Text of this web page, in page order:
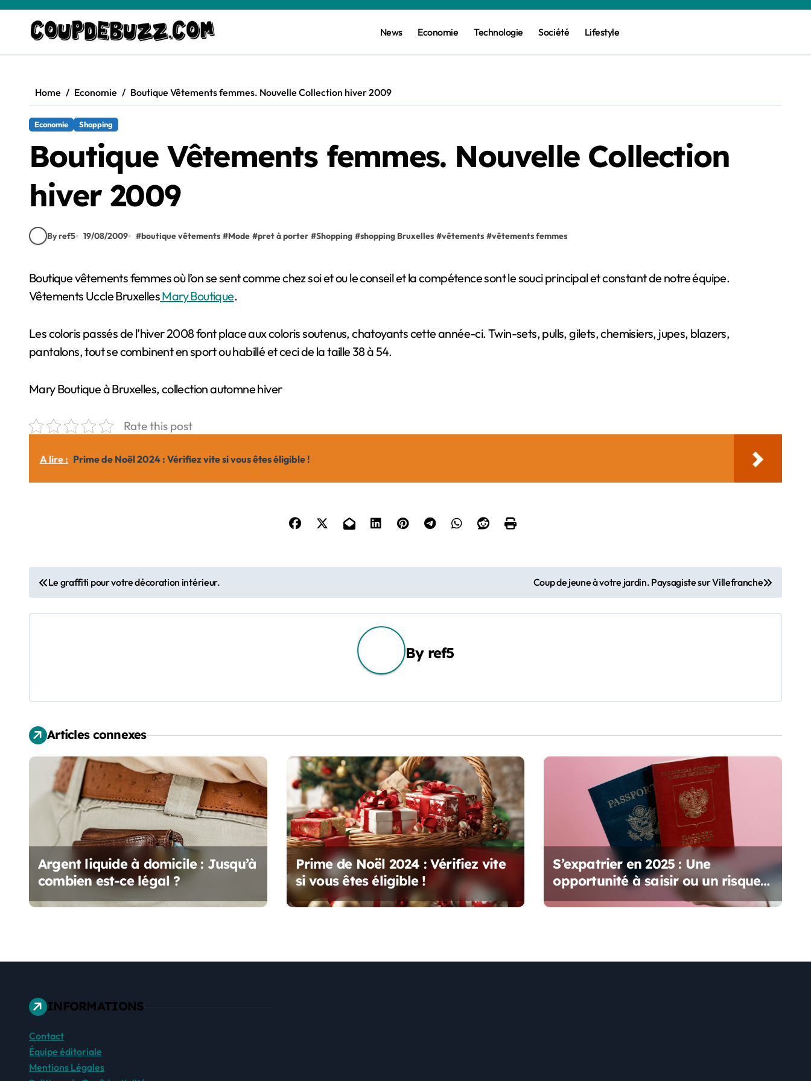
content
News Economie Technologie Société Lifestyle
Home Economie Boutique Vêtements femmes. Nouvelle Collection hiver 2009
Economie Shopping
Boutique Vêtements femmes. Nouvelle Collection
hiver 2009
By ref5 19/08/2009 #boutique vêtements #Mode #pret à porter #Shopping #shopping Bruxelles #vêtements #vêtements femmes
Boutique vêtements femmes où l’on se sent comme chez soi et ou le conseil et la compétence sont le souci principal et constant de notre équipe.
Vêtements Uccle BruxellesMary Boutique.
Les coloris passés de l’hiver 2008 font place aux coloris soutenus, chatoyants cette année-ci. Twin-sets, pulls, gilets, chemisiers, jupes, blazers,
pantalons, tout se combinent en sport ou habillé et ceci de la taille 38 à 54.
Mary Boutique à Bruxelles, collection automne hiver
Rate this post
A lire : Prime de Noël 2024 : Vérifiez vite si vous êtes éligible !
N
a
a
t
i
n
e
’
i
c
l
e
Le graffiti pour votre décoration intérieur. Coup de jeune à votre jardin. Paysagiste sur Villefranche
By ref5
Articles connexes
Argent liquide à domicile : Jusqu’à
combien est-ce légal ?
Prime de Noël 2024 : Vérifiez vite
si vous êtes éligible !
S’expatrier en 2025 : Une
opportunité à saisir ou un risque à
prendre ?
INFORMATIONS
Contact
Équipe éditoriale
Mentions Légales